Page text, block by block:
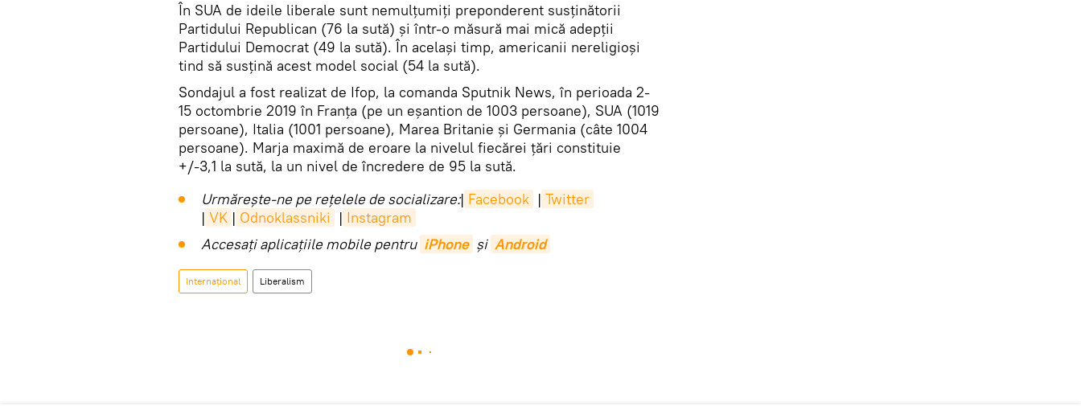
În SUA de ideile liberale sunt nemulțumiți preponderent susținătorii
Partidului Republican (76 la sută) și într-o măsură mai mică adepții
Partidului Democrat (49 la sută). În același timp, americanii nereligioși
tind să susțină acest model social (54 la sută).
Sondajul a fost realizat de Ifop, la comanda Sputnik News, în perioada 2-
15 octombrie 2019 în Franța (pe un eșantion de 1003 persoane), SUA (1019
persoane), Italia (1001 persoane), Marea Britanie și Germania (câte 1004
persoane). Marja maximă de eroare la nivelul fiecărei țări constituie
+/-3,1 la sută, la un nivel de încredere de 95 la sută.
Urmărește-ne pe rețelele de socializare:| Facebook | Twitter
| VK | Odnoklassniki | Instagram
Accesaţi aplicaţiile mobile pentru iPhone și Android
Internaţional Liberalism